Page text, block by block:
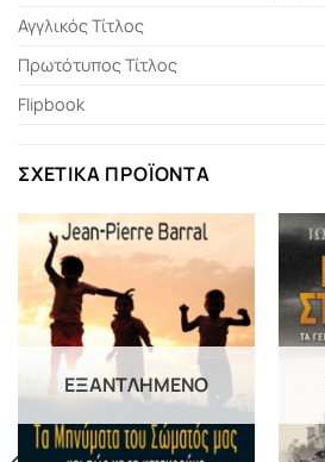
Αγγλικός Τίτλος
Πρωτότυπος Τίτλος
Flipbook
ΣΧΕΤΙΚΆ ΠΡΟΪΌΝΤΑ
ΕΞΑΝΤΛΗΜΈΝΟ